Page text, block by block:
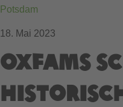
Potsdam
18. Mai 2023
Oxfams